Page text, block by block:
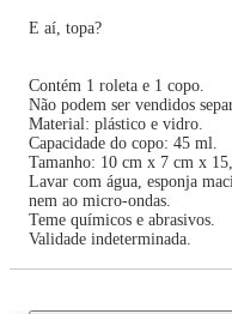
E aí, topa?
Contém 1 roleta e 1 copo.
Não podem ser vendidos
Material: plástico e vidro.
Capacidade do copo: 45 ml.
Tamanho: 10 cm x 7 cm x
Lavar com água, esponja
nem ao micro-ondas.
Teme químicos e abrasivos.
Validade indeterminada.